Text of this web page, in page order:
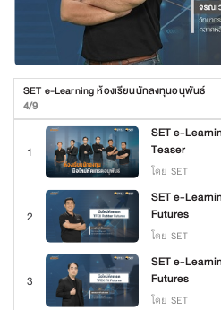
SET e-Learning ห้องเรียนนักลงทุนอนุพันธ์
4/9
1
SET e-
Teaser
โดย SET
2
SET e-
Futures
โดย SET
3
SET e-
Futures
โดย SET